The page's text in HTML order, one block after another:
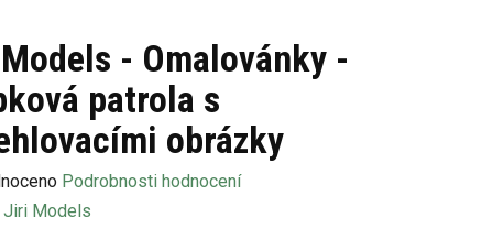
- Omalovánky -
patrola s
obrázky
Podrobnosti hodnocení
Jiri Models